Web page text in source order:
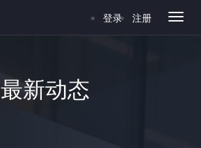
登录 注册
最新动态